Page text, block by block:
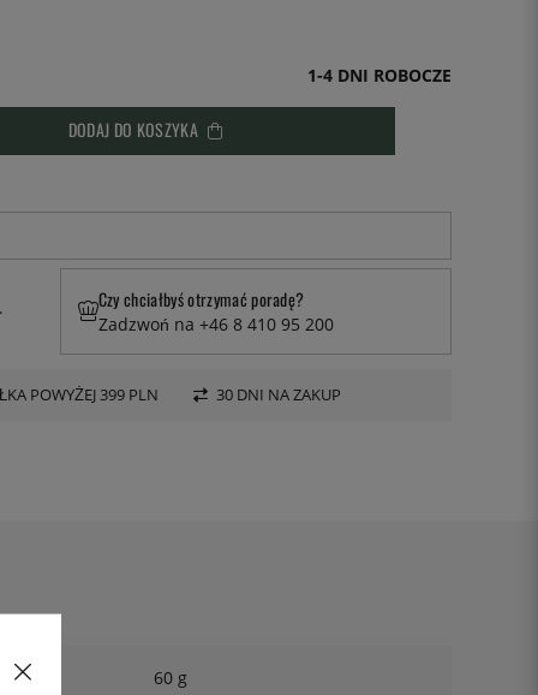
1-4 DNI ROBOCZE
DODAJ DO KOSZYKA
Czy chciałbyś otrzymać poradę?
Zadzwoń na +46 8 410 95 200
POWYŻEJ 399 PLN 30 DNI NA ZAKUP
60 g